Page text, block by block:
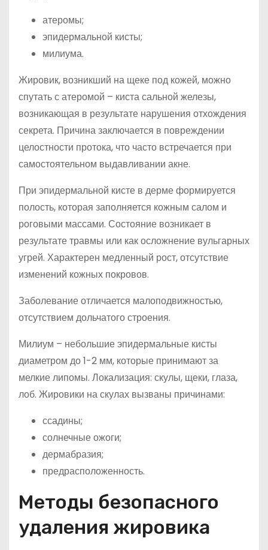
атеромы;
эпидермальной кисты;
милиума.
Жировик, возникший на щеке под кожей, можно
спутать с атеромой – киста сальной железы,
возникающая в результате нарушения отхождения
секрета. Причина заключается в повреждении
целостности протока, что часто встречается при
самостоятельном выдавливании акне.
При эпидермальной кисте в дерме формируется
полость, которая заполняется кожным салом и
роговыми массами. Состояние возникает в
результате травмы или как осложнение вульгарных
угрей. Характерен медленный рост, отсутствие
изменений кожных покровов.
Заболевание отличается малоподвижностью,
отсутствием дольчатого строения.
Милиум – небольшие эпидермальные кисты
диаметром до 1-2 мм, которые принимают за
мелкие липомы. Локализация: скулы, щеки, глаза,
лоб. Жировики на скулах вызваны причинами:
ссадины;
солнечные ожоги;
дермабразия;
предрасположенность.
Методы безопасного
удаления жировика